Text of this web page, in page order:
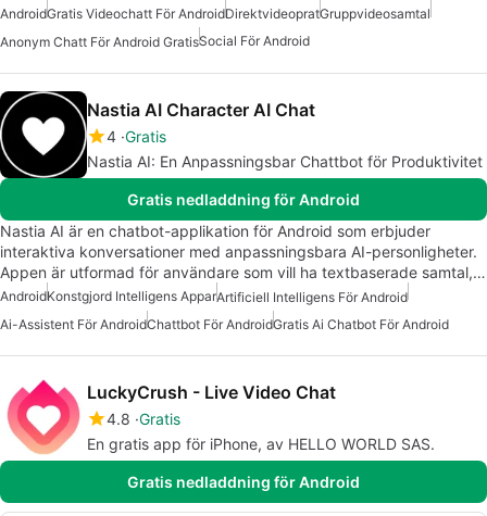
AndroidGratis Videochatt För AndroidDirektvideopratGruppvideosamtal
Anonym Chatt För Android GratisSocial För Android
Nastia AI Character AI Chat
4 Gratis
Nastia AI: En Anpassningsbar Chattbot för Produktivitet
Gratis nedladdning för Android
Nastia AI är en chatbot-applikation för Android som erbjuder
interaktiva konversationer med anpassningsbara AI-personligheter.
Appen är utformad för användare som vill ha textbaserade samtal,…
AndroidKonstgjord Intelligens ApparArtificiell Intelligens För Android
Ai-Assistent För AndroidChattbot För AndroidGratis Ai Chatbot För Android
LuckyCrush - Live Video Chat
4.8 Gratis
En gratis app för iPhone, av HELLO WORLD SAS.
Gratis nedladdning för Android